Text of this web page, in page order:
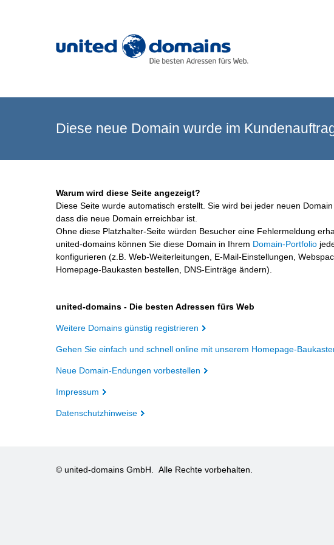
Diese neue Domain wurde im
Warum wird diese Seite angezeigt?
Diese Seite wurde automatisch erstellt. Sie wird bei jeder neuen
dass die neue Domain erreichbar ist.
Ohne diese Platzhalter-Seite würden Besucher eine Fehlermeldung
united-domains können Sie diese Domain in Ihrem Domain-Portfolio
konfigurieren (z.B. Web-Weiterleitungen, E-Mail-Einstellungen,
Homepage-Baukasten bestellen, DNS-Einträge ändern).
united-domains - Die besten Adressen fürs Web
Weitere Domains günstig registrieren
Gehen Sie einfach und schnell online mit unserem Homepage-
Neue Domain-Endungen vorbestellen
Impressum
Datenschutzhinweise
© united-domains GmbH. Alle Rechte vorbehalten.